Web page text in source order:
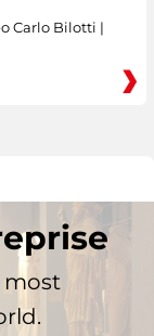
Carlo Bilotti |
most